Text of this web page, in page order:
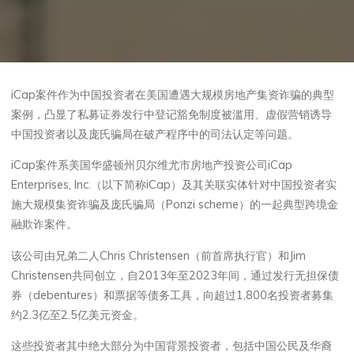
iCap案件作为中国投资者在美国遭遇大规模房地产集资诈骗的典型
案例，凸显了私募证券发行中登记豁免制度被滥用、虚假营销诱导
中国投资者以及庞氏骗局在破产程序中的司法认定等问题。
iCap案件系美国华盛顿州贝尔维尤市房地产投资公司iCap
Enterprises, Inc.（以下简称iCap）及其关联实体针对中国投资者实
施大规模集资诈骗及庞氏骗局（Ponzi scheme）的一起典型跨境金
融欺诈案件。
该公司由兄弟二人Chris Christensen（前首席执行官）和Jim
Christensen共同创立，自2013年至2023年间，通过发行无担保债
券（debentures）和票据等债务工具，向超过1,800名投资者募集
约2.3亿至2.5亿美元资金。
这些投资者其中绝大部分为中国背景投资者，包括中国公民及华裔